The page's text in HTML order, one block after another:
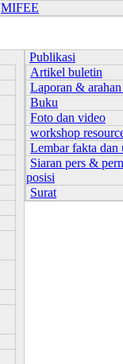
MIFEE
Publikasi
Artikel buletin
Laporan &
Buku
Foto dan video
workshop
Lembar fakta dan
Siaran pers &
posisi
Surat